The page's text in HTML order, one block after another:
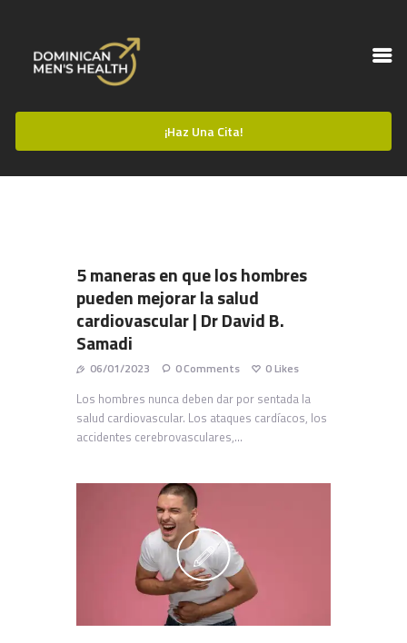
¡Haz Una Cita!
HOME
PERFIL MÉDICO
5 maneras en que los hombres
pueden mejorar la salud
cardiovascular | Dr David B.
Samadi
06/01/2023 0Comments 0Likes
Los hombres nunca deben dar por sentada la
salud cardiovascular. Los ataques cardíacos, los
accidentes cerebrovasculares,…